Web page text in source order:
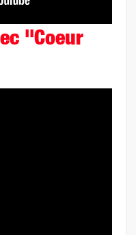
"Coeur